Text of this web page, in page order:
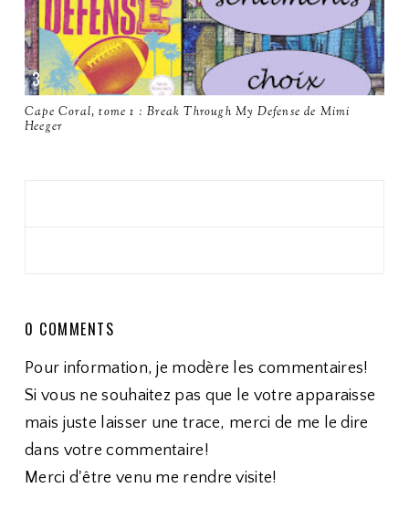
Cape Coral, tome 1 : Break Through My Defense de Mimi
Heeger
0 COMMENTS
Pour information, je modère les commentaires!
Si vous ne souhaitez pas que le votre apparaisse
mais juste laisser une trace, merci de me le dire
dans votre commentaire!
Merci d'être venu me rendre visite!